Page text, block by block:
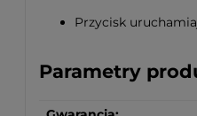
Przycisk
Parametry